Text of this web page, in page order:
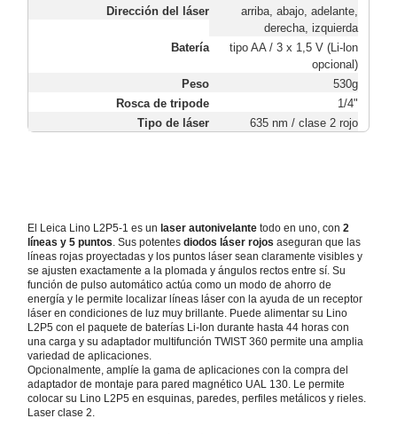
Dirección del láser
arriba, abajo, adelante,
derecha, izquierda
Batería
tipo AA / 3 x 1,5 V (Li-lon
opcional)
Peso
530g
Rosca de tripode
1/4"
Tipo de láser
635 nm / clase 2 rojo
El Leica Lino L2P5-1 es un laser autonivelante todo en uno, con 2
líneas y 5 puntos. Sus potentes diodos láser rojos aseguran que las
líneas rojas proyectadas y los puntos láser sean claramente visibles y
se ajusten exactamente a la plomada y ángulos rectos entre sí. Su
función de pulso automático actúa como un modo de ahorro de
energía y le permite localizar líneas láser con la ayuda de un receptor
láser en condiciones de luz muy brillante. Puede alimentar su Lino
L2P5 con el paquete de baterías Li-Ion durante hasta 44 horas con
una carga y su adaptador multifunción TWIST 360 permite una amplia
variedad de aplicaciones.
Opcionalmente, amplíe la gama de aplicaciones con la compra del
adaptador de montaje para pared magnético UAL 130. Le permite
colocar su Lino L2P5 en esquinas, paredes, perfiles metálicos y rieles.
Laser clase 2.